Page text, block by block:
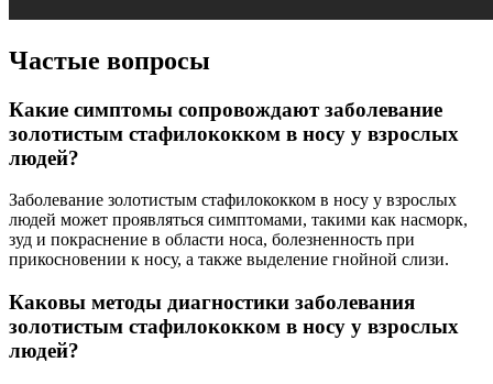
Частые вопросы
Какие симптомы сопровождают заболевание
золотистым стафилококком в носу у взрослых
людей?
Заболевание золотистым стафилококком в носу у взрослых
людей может проявляться симптомами, такими как насморк,
зуд и покраснение в области носа, болезненность при
прикосновении к носу, а также выделение гнойной слизи.
Каковы методы диагностики заболевания
золотистым стафилококком в носу у взрослых
людей?